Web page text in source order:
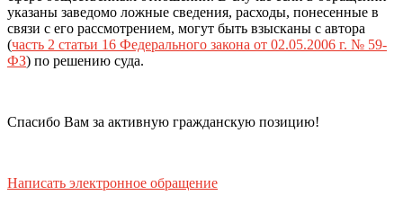
указаны заведомо ложные сведения, расходы, понесенные в
связи с его рассмотрением, могут быть взысканы с автора
(часть 2 статьи 16 Федерального закона от 02.05.2006 г. № 59-
ФЗ) по решению суда.
Спасибо Вам за активную гражданскую позицию!
Написать электронное обращение